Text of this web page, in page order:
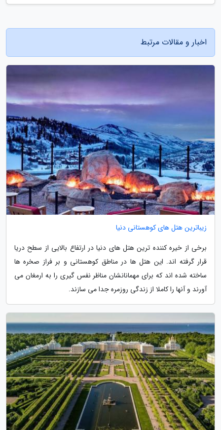
اخبار و مقالات مرتبط
زیباترین هتل های کوهستانی دنیا
برخی از خیره کننده ترین هتل های دنیا در ارتفاع بالایی از سطح دریا
قرار گرفته اند. این هتل ها در مناطق کوهستانی و بر فراز صخره ها
ساخته شده اند که برای مهمانانشان مناظر نفس گیری را به ارمغان می
آورند و آنها را کاملا از زندگی روزمره جدا می سازند.